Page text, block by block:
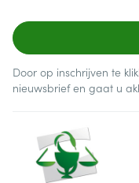
Door op inschrijven te
nieuwsbrief en gaat u